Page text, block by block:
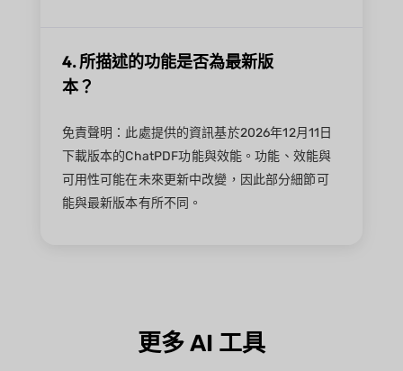
4. 所描述的功能是否為最新版
本？
免責聲明：此處提供的資訊基於2026年12月11日
下載版本的ChatPDF功能與效能。功能、效能與
可用性可能在未來更新中改變，因此部分細節可
能與最新版本有所不同。
更多 AI 工具